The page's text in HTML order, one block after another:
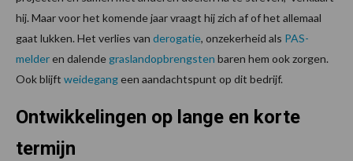
hij. Maar voor het komende jaar vraagt hij zich af of het allemaal
gaat lukken. Het verlies van derogatie, onzekerheid als PAS-
melderen dalende graslandopbrengsten baren hem ook zorgen.
Ook blijft weidegangeen aandachtspunt op dit bedrijf.
Ontwikkelingen op lange en korte
termijn